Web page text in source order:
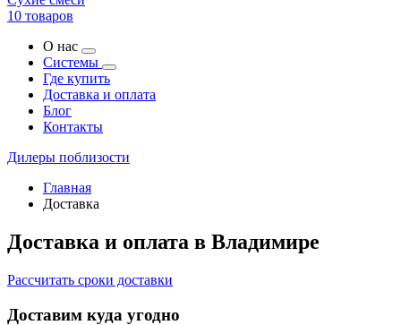
10 товаров
О нас
Системы
Где купить
Доставка и оплата
Блог
Контакты
Дилеры поблизости
Главная
Доставка
Доставка и оплата в Владимире
Рассчитать сроки доставки
Доставим куда угодно